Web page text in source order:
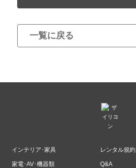
一覧に戻る
インテリア･家具
家電･AV･機器類
レンタル規約
Q&A